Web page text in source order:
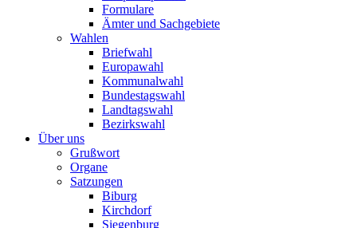
Formulare
Ämter und Sachgebiete
Wahlen
Briefwahl
Europawahl
Kommunalwahl
Bundestagswahl
Landtagswahl
Bezirkswahl
Über uns
Grußwort
Organe
Satzungen
Biburg
Kirchdorf
Siegenburg